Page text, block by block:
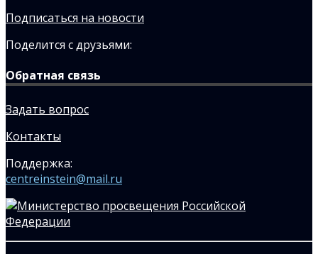
Подписаться на новости
Поделится с друзьями:
Обратная связь
Задать вопрос
Контакты
Поддержка:
centreinstein@mail.ru